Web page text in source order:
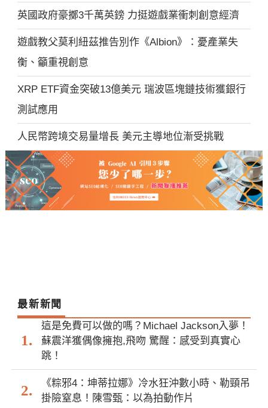
英國政府豪擲3千萬英鎊 力挺遊戲業衝刺創意經濟
遊戲教父莫利紐茲推告別作《Albion》：憂產業失
衡、籲重視創意
XRP ETF資金突破13億美元 瑞波區塊鏈技術獲銀行
測試應用
人民幣跨境交易量增長 美元主導地位漸受挑戰
最新新聞
這是免費可以做的嗎？Michael Jackson入夢！
蘇震洋獲偶像擁抱,飛吻 驚醒：感受到真實心
跳！
《粽邪4：坤蒂拉娜》冷水狂沖數小時、勒頸吊
掛險窒息！陳雪甄：以為拍動作片